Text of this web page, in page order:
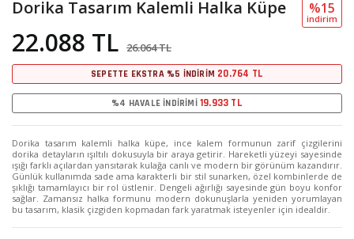
Dorika Tasarım Kalemli Halka Küpe
22.088 TL 26.064 TL
%15
i̇ndi̇ri̇m
SEPETTE EKSTRA %5 İNDİRİM 20.764 TL
%4 HAVALE İNDİRİMİ 19.933 TL
Dorika tasarım kalemli halka küpe, ince kalem formunun zarif çizgilerini
dorika detayların ışıltılı dokusuyla bir araya getirir. Hareketli yüzeyi sayesinde
ışığı farklı açılardan yansıtarak kulağa canlı ve modern bir görünüm kazandırır.
Günlük kullanımda sade ama karakterli bir stil sunarken, özel kombinlerde de
şıklığı tamamlayıcı bir rol üstlenir. Dengeli ağırlığı sayesinde gün boyu konfor
sağlar. Zamansız halka formunu modern dokunuşlarla yeniden yorumlayan
bu tasarım, klasik çizgiden kopmadan fark yaratmak isteyenler için idealdir.